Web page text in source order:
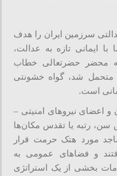
سرزمین ایران را هدف
با ایمانی تازه به عدالت،
محضر حضرتعالی خطاب
شد، گواه خشونتی
است.
و اعضای نیروهای امنیتی –
سن، رتبه یا تقدس مکان‌ها
مورد هتک حرمت قرار
و فضاهای عمومی به
بخشی از یک استراتژی